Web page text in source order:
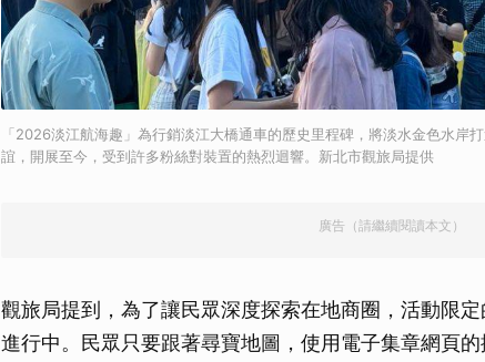
「2026淡江航海趣」為行銷淡江大橋通車的歷史里程碑，將淡水金色水岸
誼，開展至今，受到許多粉絲對裝置的熱烈迴響。新北市觀旅局提供
廣告（請繼續閱讀本文）
觀旅局提到，為了讓民眾深度探索在地商圈，活動限
進行中。民眾只要跟著尋寶地圖，使用電子集章網頁